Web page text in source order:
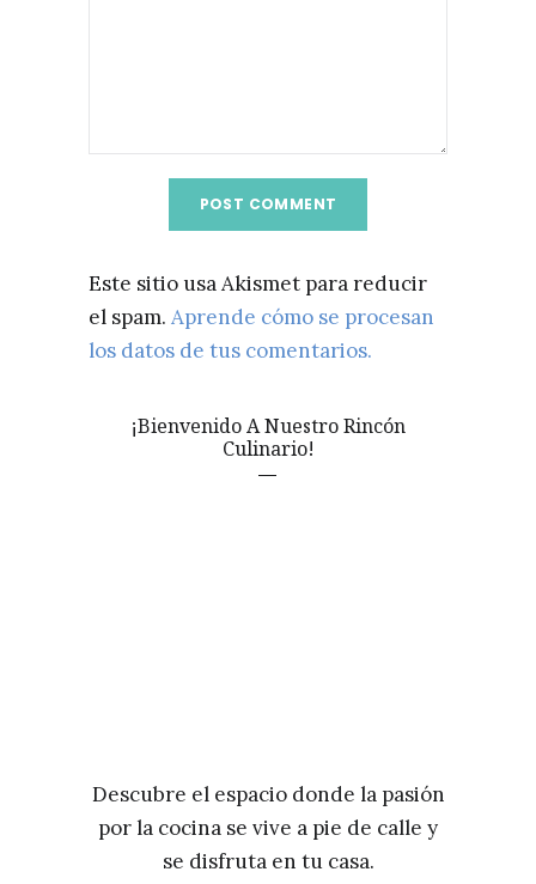
Este sitio usa Akismet para reducir
el spam. Aprende cómo se procesan
los datos de tus comentarios.
¡Bienvenido A Nuestro Rincón
Culinario!
Descubre el espacio donde la pasión
por la cocina se vive a pie de calle y
se disfruta en tu casa.